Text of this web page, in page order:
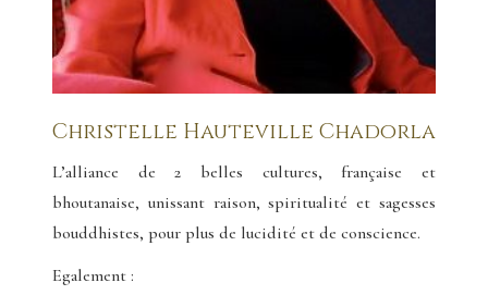
Christelle Hauteville Chadorla
L’alliance de 2 belles cultures, française et
bhoutanaise, unissant raison, spiritualité et sagesses
bouddhistes, pour plus de lucidité et de conscience.
Egalement :